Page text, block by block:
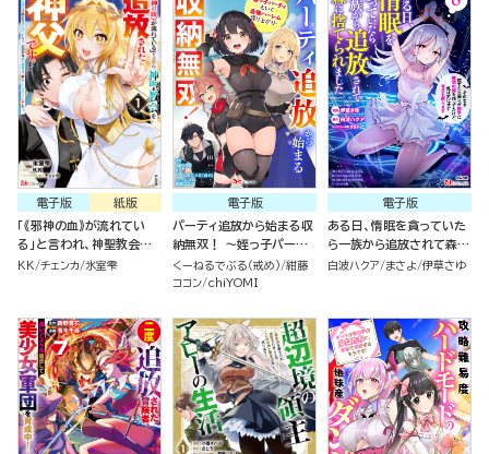
紙版
電子版
「《邪神の血》が流れてい
る」と言われ、神聖教会を
追放された神父です。 ～理
様も一緒についてきちゃい
ました～ コミック版（1）
KK チェンカ 氷室雫
電子版
パーティ追放から始まる収
納無双！ ～姪っ子パーテ
ィといく最強ハーレム成り
上がり～ コミック版（分冊
くーねるでぶる（戒め） 紺藤
ココン chiYOMI
電子版
ある日、惰眠を貪っていた
ら一族から追放されて森に
捨てられました そのまま
気にせず今日も眠ります
コミック版（6）
白波ハクア まさよ 伊草さゆ